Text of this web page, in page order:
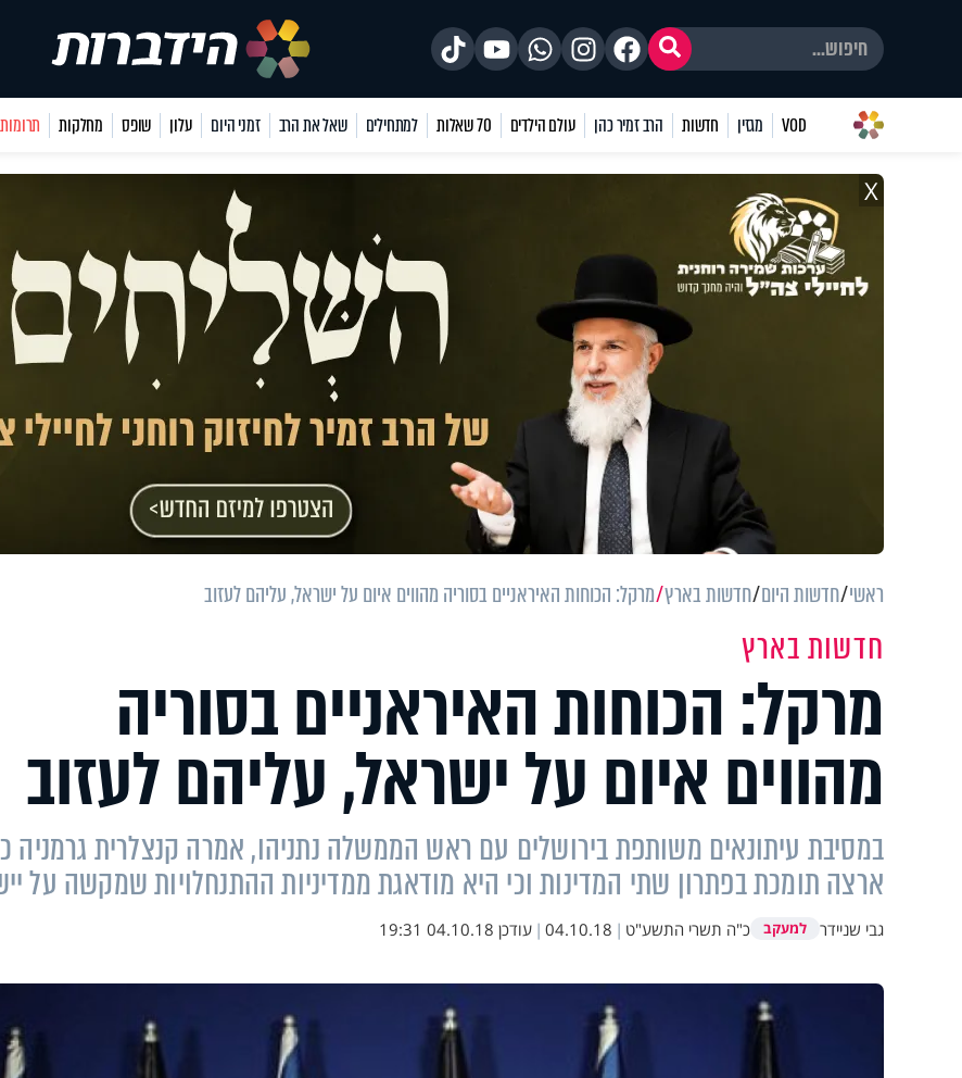
VOD מגזין חדשות הרב זמיר כהן עולם הילדים 70 שאלות למתחילים שאל את הרב זמני היום עלון שופס מחלקות תרומות
X
ראשי חדשות היום חדשות בארץ מרקל: הכוחות האיראניים בסוריה מהווים איום על ישראל, עליהם לעזוב
חדשות בארץ
מרקל: הכוחות האיראניים בסוריה
מהווים איום על ישראל, עליהם לעזוב
במסיבת עיתונאים משותפת בירושלים עם ראש הממשלה נתניהו, אמרה קנצלרית גרמניה
ארצה תומכת בפתרון שתי המדינות וכי היא מודאגת ממדיניות ההתנחלויות שמקשה על
גבי שניידר למעקב כ"ה תשרי התשע"ט |
04.10.18
| עודכן 04.10.18 19:31